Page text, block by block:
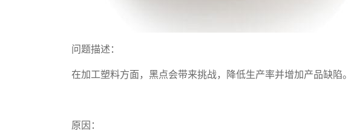
问题描述：
在加工塑料方面，黑点会带来挑战，降低生产率并增加产品缺陷。
原因：